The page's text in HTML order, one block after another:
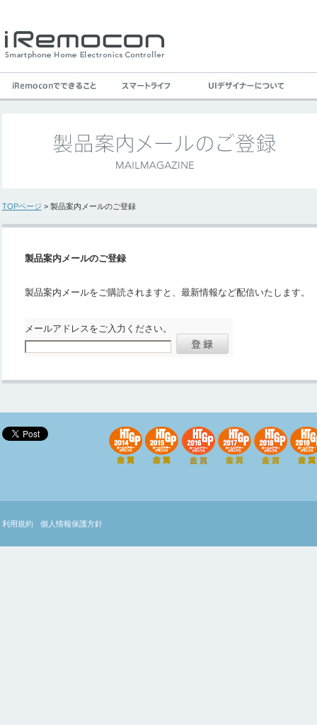
TOPページ > 製品案内メールのご登録
製品案内メールのご登録
製品案内メールをご購読されますと、最新情報など配信いたします。
メールアドレスをご入力ください。
利用規約 個人情報保護方針